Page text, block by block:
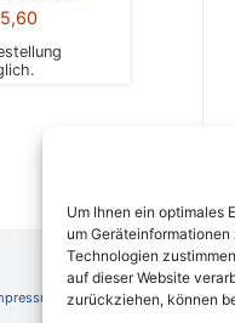
Um Ihnen ein optimales
um
Technologien
auf dieser Website
zurückziehen, können
AGB Schlichtungsstelle